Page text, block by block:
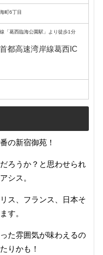
町6丁目
「葛西臨海公園駅」より徒歩1分
首都高速湾岸線葛西IC
の新宿御苑！
ろうか？と思わせられ
シス。
ス、フランス、日本そ
す。
た雰囲気が味わえるの
りかも！